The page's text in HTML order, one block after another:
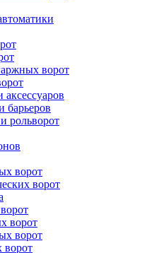
ворот
барьеров
рольворот
ворот
ворот
ворот
ворот
ворот